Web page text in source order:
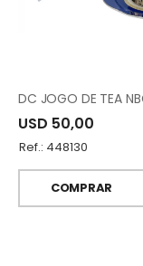
USD 50,00
Ref.: 448130
COMPRAR